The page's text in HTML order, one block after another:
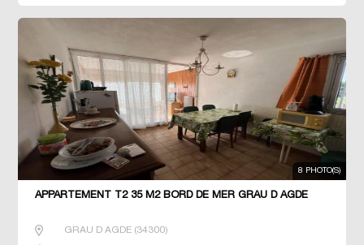
8 PHOTO(S)
APPARTEMENT T2 35 M2 BORD DE MER GRAU D AGDE
GRAU D AGDE(34300)